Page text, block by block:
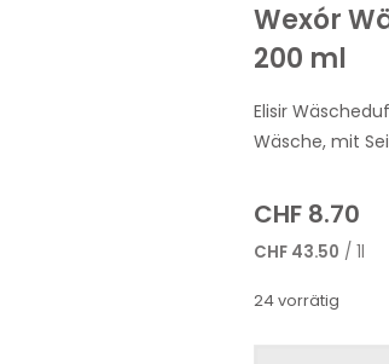
Wexór
200 ml
Elisir
Wäsche, mit
CHF 8.70
CHF 43.50 / 1l
24 vorrätig